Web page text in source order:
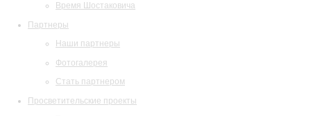
Время Шостаковича
Партнеры
Наши партнеры
Фотогалерея
Стать партнером
Просветительские проекты